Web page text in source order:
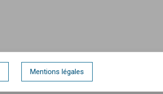
Mentions légales